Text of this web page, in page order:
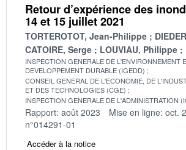
Retour d’expérience des
14 et 15 juillet 2021
TORTEROTOT, Jean-Philippe
CATOIRE, Serge
LOUVIAU, Philippe
INSPECTION GENERALE DE L'ENVIRONNEMENT
DEVELOPPEMENT DURABLE (IGEDD)
CONSEIL GENERAL DE L'ECONOMIE, DE
ET DES TECHNOLOGIES (CGE)
INSPECTION GENERALE DE L'ADMINISTRATION
Rapport: août 2023 Mise en ligne: oct.
n°014291-01
Accéder à la notice